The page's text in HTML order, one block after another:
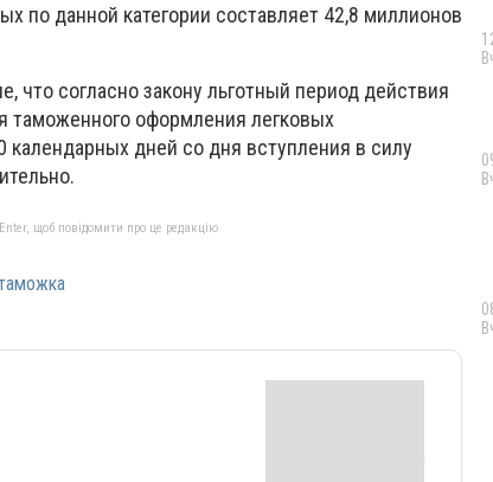
по данной категории составляет 42,8 миллионов
что согласно закону льготный период действия
таможенного оформления легковых
календарных дней со дня вступления в силу
щоб повідомити про це редакцію